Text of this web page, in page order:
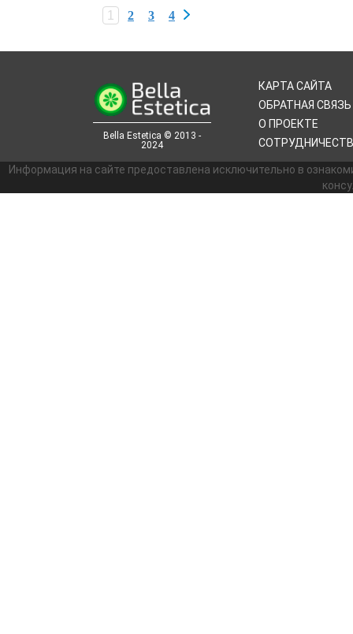
1 2 3 4
Bella Estetica © 2013 -
2024
КАРТА САЙТА
ОБРАТНАЯ СВЯЗЬ
О ПРОЕКТЕ
Информация на сайте предоставлена исключительно в